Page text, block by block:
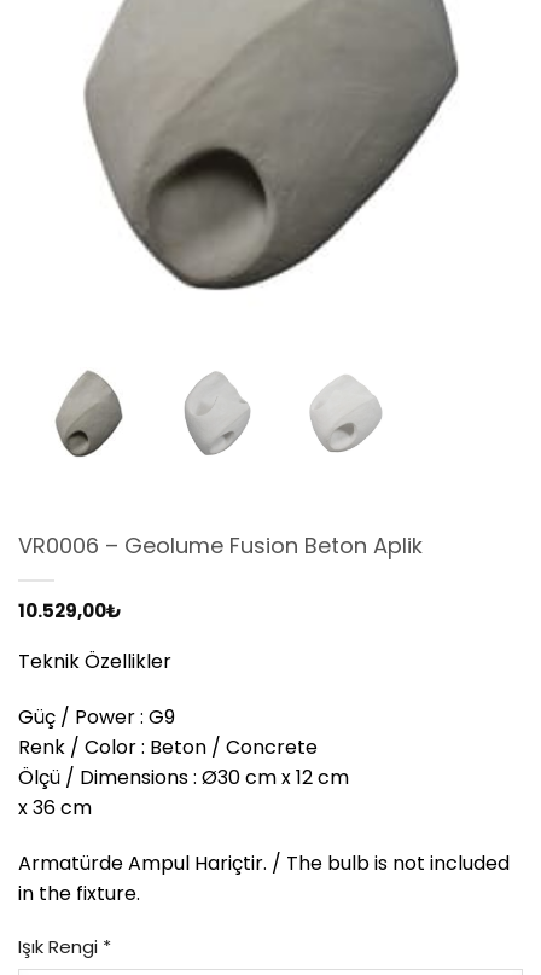
VR0006 – Geolume Fusion Beton Aplik
10.529,00₺
Teknik Özellikler
Güç / Power : G9
Renk / Color : Beton / Concrete
Ölçü / Dimensions : Ø30 cm x 12 cm
x 36 cm
Armatürde Ampul Hariçtir. / The bulb is not included
in the fixture.
Işık Rengi *